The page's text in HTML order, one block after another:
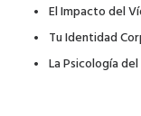
El Impacto del
Tu Identidad
La Psicología